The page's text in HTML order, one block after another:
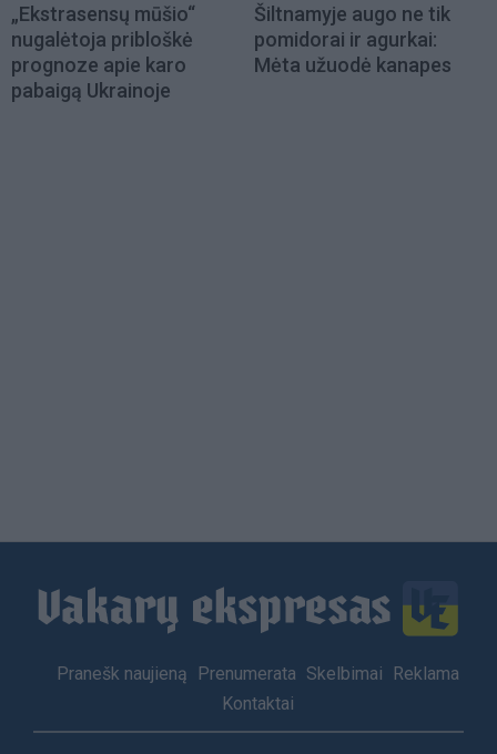
„Ekstrasensų mūšio“
nugalėtoja pribloškė
prognoze apie karo
pabaigą Ukrainoje
Šiltnamyje augo ne tik
pomidorai ir agurkai:
Mėta užuodė kanapes
Footer
Pranešk naujieną Prenumerata Skelbimai
Reklama
Kontaktai